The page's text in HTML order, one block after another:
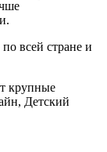
всей стране и
крупные
Детский